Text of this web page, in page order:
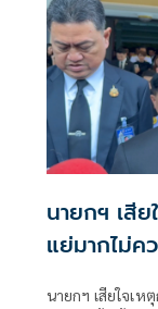
นายกฯ เสี
แย่มากไม่ค
นายกฯ เสียใจเห